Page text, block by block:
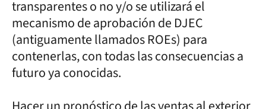
transparentes o no y/o se utilizará el
mecanismo de aprobación de DJEC
(antiguamente llamados ROEs) para
contenerlas, con todas las consecuencias a
futuro ya conocidas.